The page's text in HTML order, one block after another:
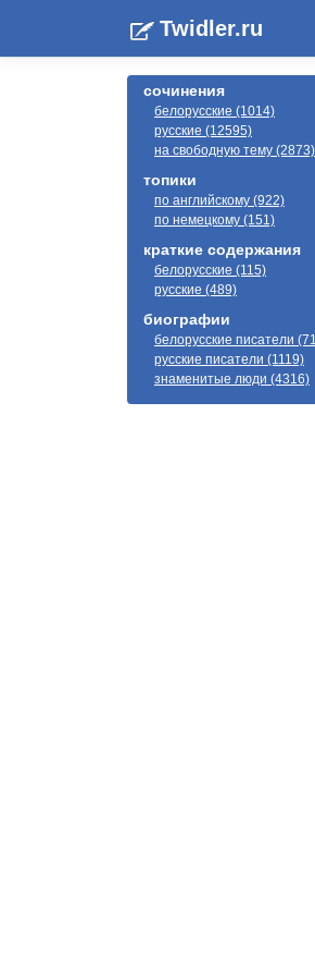
Twidler.ru
сочинения
белорусские (1014)
русские (12595)
на свободную тему (2873)
топики
по английскому (922)
по немецкому (151)
краткие содержания
белорусские (115)
русские (489)
биографии
белорусские писатели
русские писатели (1119)
знаменитые люди (4316)